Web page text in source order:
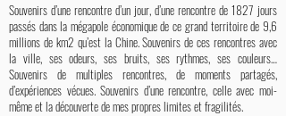
Souvenirs d’une rencontre d’un jour, d’une rencontre de 1827 jours
passés dans la mégapole économique de ce grand territoire de 9,6
millions de km2 qu’est la Chine. Souvenirs de ces rencontres avec
la ville, ses odeurs, ses bruits, ses rythmes, ses couleurs…
Souvenirs de multiples rencontres, de moments partagés,
d’expériences vécues. Souvenirs d’une rencontre, celle avec moi-
même et la découverte de mes propres limites et fragilités.